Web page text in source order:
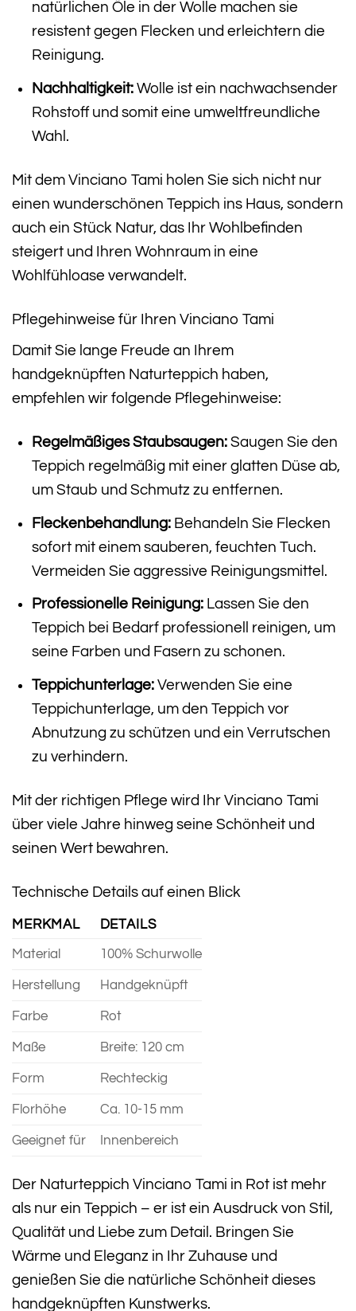
natürlichen Öle in der Wolle machen sie
resistent gegen Flecken und erleichtern die
Reinigung.
Nachhaltigkeit:Wolle ist ein nachwachsender
Rohstoff und somit eine umweltfreundliche
Wahl.
Mit dem Vinciano Tami holen Sie sich nicht nur
einen wunderschönen Teppich ins Haus, sondern
auch ein Stück Natur, das Ihr Wohlbefinden
steigert und Ihren Wohnraum in eine
Wohlfühloase verwandelt.
Pflegehinweise für Ihren Vinciano Tami
Damit Sie lange Freude an Ihrem
handgeknüpften Naturteppich haben,
empfehlen wir folgende Pflegehinweise:
Regelmäßiges Staubsaugen:Saugen Sie den
Teppich regelmäßig mit einer glatten Düse ab,
um Staub und Schmutz zu entfernen.
Fleckenbehandlung:Behandeln Sie Flecken
sofort mit einem sauberen, feuchten Tuch.
Vermeiden Sie aggressive Reinigungsmittel.
Professionelle Reinigung:Lassen Sie den
Teppich bei Bedarf professionell reinigen, um
seine Farben und Fasern zu schonen.
Teppichunterlage:Verwenden Sie eine
Teppichunterlage, um den Teppich vor
Abnutzung zu schützen und ein Verrutschen
zu verhindern.
Mit der richtigen Pflege wird Ihr Vinciano Tami
über viele Jahre hinweg seine Schönheit und
seinen Wert bewahren.
Technische Details auf einen Blick
MERKMAL DETAILS
Material 100% Schurwolle
Herstellung Handgeknüpft
Farbe Rot
Maße Breite: 120 cm
Form Rechteckig
Florhöhe Ca. 10-15 mm
Geeignet für Innenbereich
Der Naturteppich Vinciano Tami in Rot ist mehr
als nur ein Teppich – er ist ein Ausdruck von Stil,
Qualität und Liebe zum Detail. Bringen Sie
Wärme und Eleganz in Ihr Zuhause und
genießen Sie die natürliche Schönheit dieses
handgeknüpften Kunstwerks.